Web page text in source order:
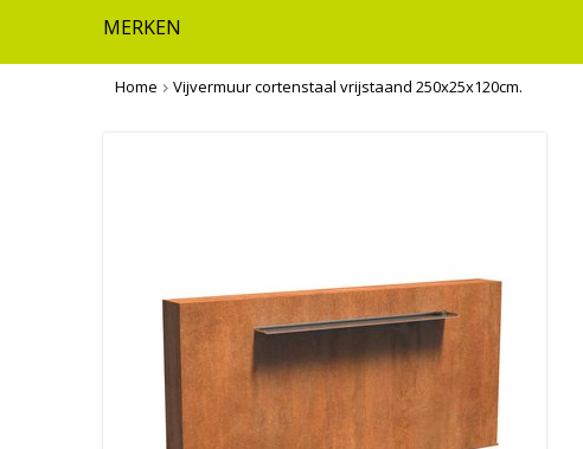
MERKEN
Home Vijvermuur cortenstaal vrijstaand 250x25x120cm.